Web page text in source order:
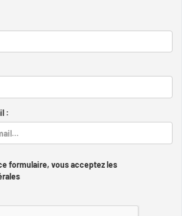
:
formulaire, vous acceptez les